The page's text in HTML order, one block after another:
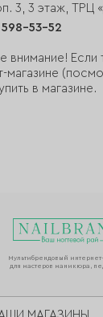
3, 3 этаж, ТРЦ
53-52
внимание! Если
магазине
в магазине.
Мультибрендовый
для мастеров маникюра,